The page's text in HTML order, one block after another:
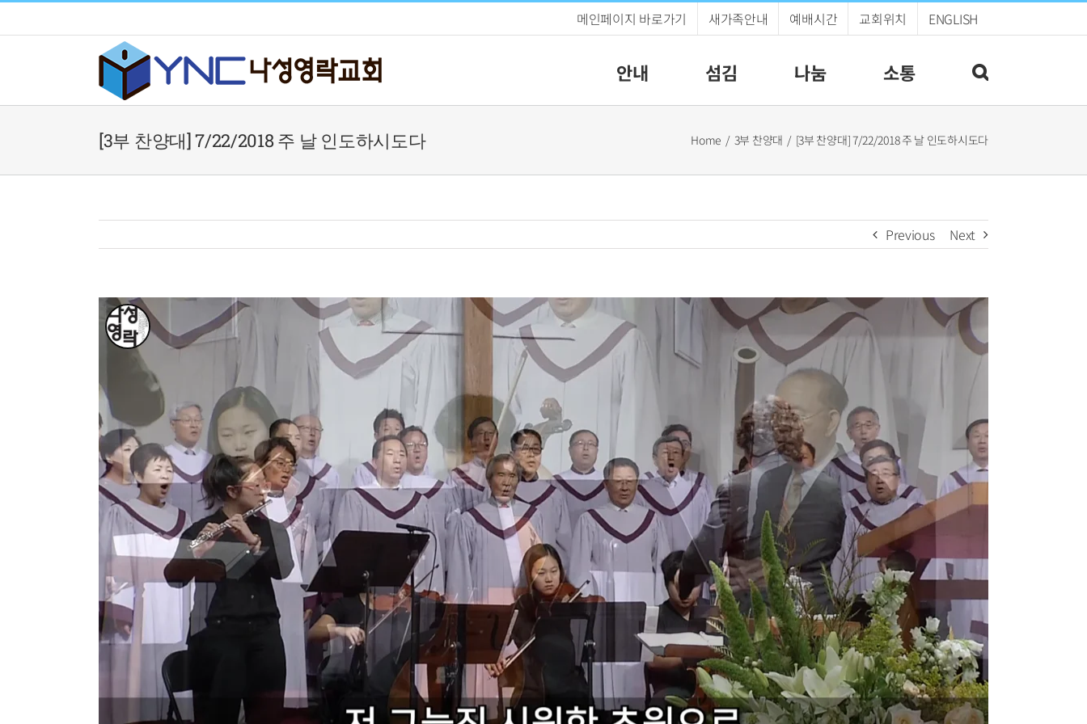
to
메인페이지 바로가기 새가족안내 예배시간 교회위치 ENGLISH
안내 섬김 나눔 소통
[3부 찬양대] 7/22/2018 주 날 인도하시도다 Home 3부 찬양대 [3부 찬양대] 7/22/2018 주 날 인도하시도다
Previous Next